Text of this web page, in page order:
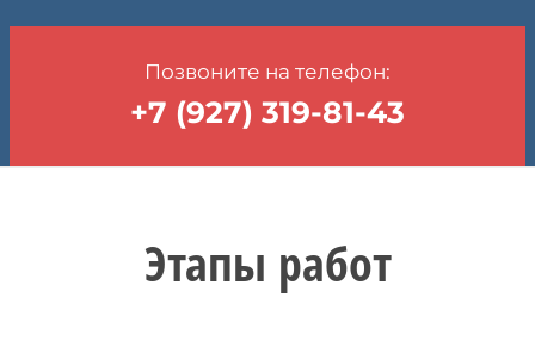
Позвоните на телефон:
+7 (927) 319-81-43
Этапы работ